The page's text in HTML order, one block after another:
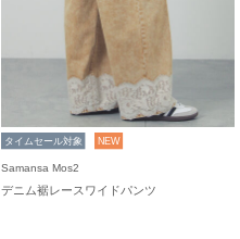
タイムセール対象 NEW
Samansa Mos2
デニム裾レースワイドパンツ